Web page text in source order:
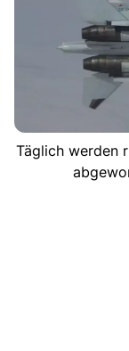
Täglich werden